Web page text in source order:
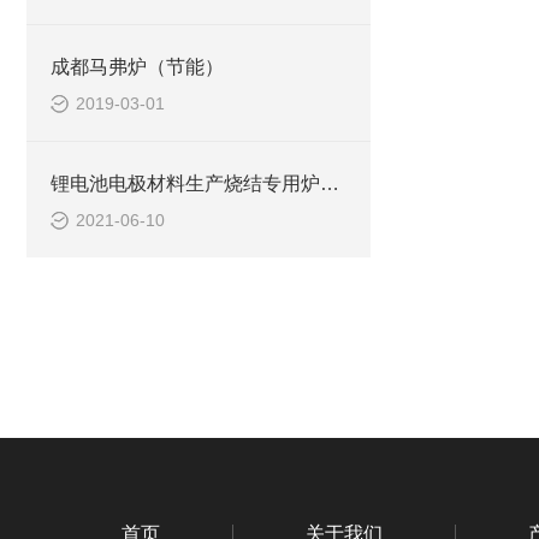
成都马弗炉（节能）
2019-03-01
锂电池电极材料生产烧结专用炉的主要功能和特点
2021-06-10
首页 关于我们